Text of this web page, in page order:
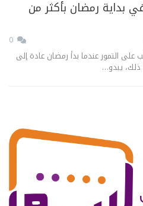
بداية رمضان بأكثر من
على التمور عندما بدأ رمضان عادة إلى